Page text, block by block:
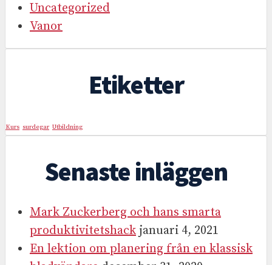
Uncategorized
Vanor
Etiketter
Kurs surdegar Utbildning
Senaste inläggen
Mark Zuckerberg och hans smarta
produktivitetshack januari 4, 2021
En lektion om planering från en klassisk